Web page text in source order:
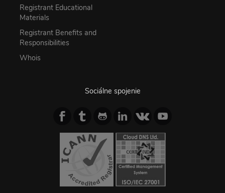
Registrant Educational
Materials
Registrant Benefits and
Responsibilities
Whois
Sociálne spojenie